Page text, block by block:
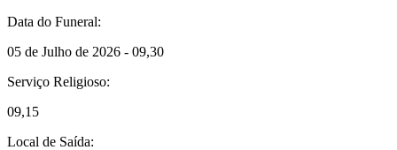
Data do Funeral:
05 de Julho de 2026 - 09,30
Serviço Religioso:
09,15
Local de Saída: